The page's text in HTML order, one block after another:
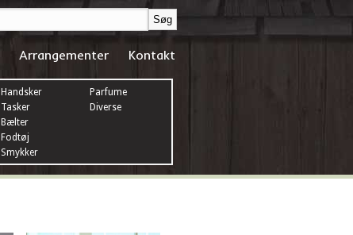
Handsker
Tasker
Bælter
Fodtøj
Smykker
Parfume
Diverse
Arrangementer Kontakt